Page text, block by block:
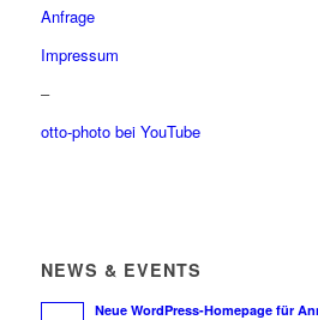
Anfrage
Impressum
–
otto-photo bei YouTube
NEWS & EVENTS
Neue WordPress-Homepage für